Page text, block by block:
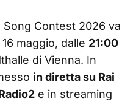
Song Contest 2026 va
maggio, dalle 21:00
di Vienna. In
in diretta su Rai
e in streaming